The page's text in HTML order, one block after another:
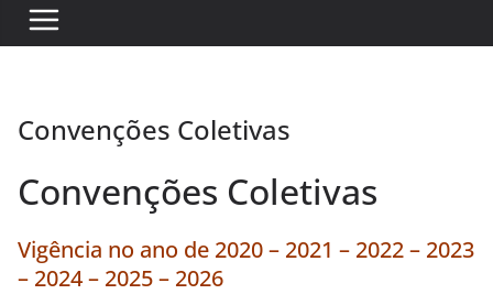
Convenções Coletivas
Convenções Coletivas
Vigência no ano de 2020 – 2021 – 2022 – 2023
– 2024 – 2025 – 2026